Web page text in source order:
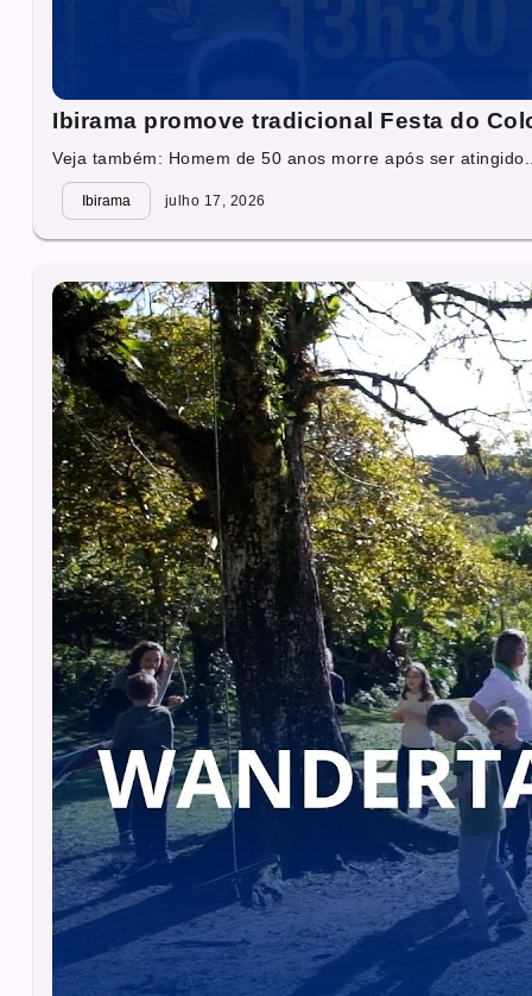
Ibirama promove tradicional Festa do
Veja também: Homem de 50 anos morre após ser
Ibirama julho 17, 2026